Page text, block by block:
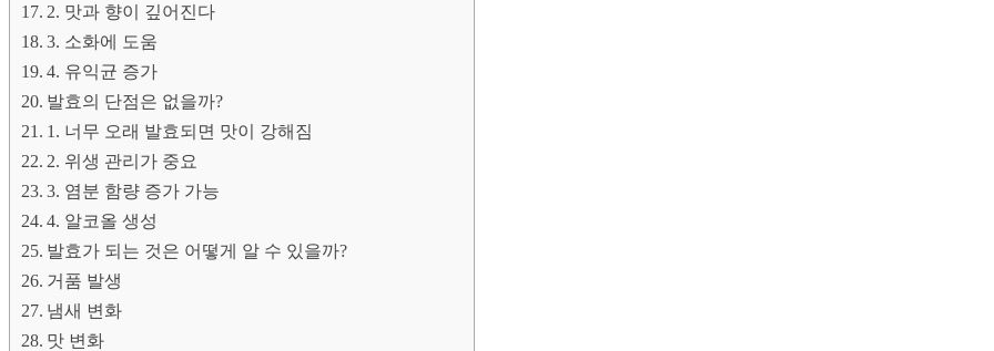
2. 맛과 향이 깊어진다
3. 소화에 도움
4. 유익균 증가
발효의 단점은 없을까?
1. 너무 오래 발효되면 맛이 강해짐
2. 위생 관리가 중요
3. 염분 함량 증가 가능
4. 알코올 생성
발효가 되는 것은 어떻게 알 수 있을까?
거품 발생
냄새 변화
맛 변화